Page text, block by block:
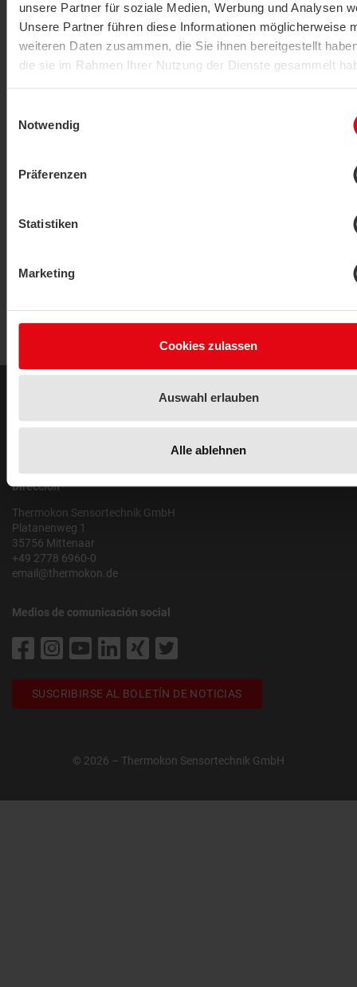
unsere Partner für soziale Medien, Werbung und Analysen
Unsere Partner führen diese Informationen möglicherweise
weiteren Daten zusammen, die Sie ihnen bereitgestellt
die sie im Rahmen Ihrer Nutzung der Dienste gesammelt
Notwendig
Präferenzen
Statistiken
Marketing
Cookies zulassen
Auswahl erlauben
Alle ablehnen
Aviso legal
Dirección
Thermokon Sensortechnik GmbH
Platanenweg 1
35756 Mittenaar
+49 2778 6960-0
email@thermokon.de
Medios de comunicación social
SUSCRIBIRSE AL BOLETÍN DE NOTICIAS
© 2026 – Thermokon Sensortechnik GmbH